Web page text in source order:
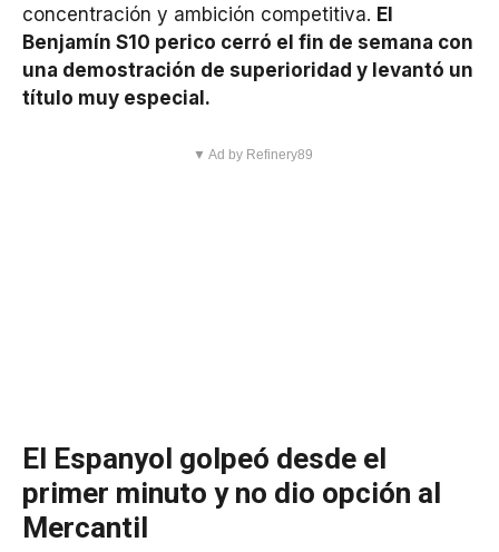
concentración y ambición competitiva. El
Benjamín S10 perico cerró el fin de semana con
una demostración de superioridad y levantó un
título muy especial.
▼ Ad by Refinery89
El Espanyol golpeó desde el
primer minuto y no dio opción al
Mercantil